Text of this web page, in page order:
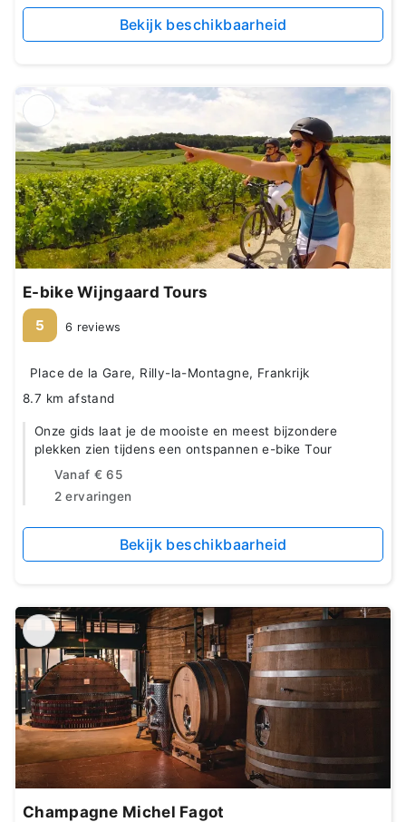
Bekijk beschikbaarheid
E-bike Wijngaard Tours
5 6 reviews
Place de la Gare, Rilly-la-Montagne, Frankrijk
8.7 km afstand
Onze gids laat je de mooiste en meest bijzondere
plekken zien tijdens een ontspannen e-bike Tour
Vanaf € 65
2 ervaringen
Bekijk beschikbaarheid
Champagne Michel Fagot